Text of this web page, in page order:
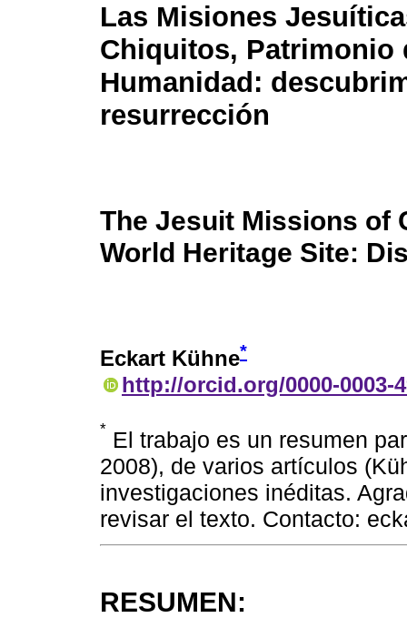
Las Misiones
Chiquitos, Patrimonio
Humanidad:
resurrección
The Jesuit Missions of
World Heritage Site:
Eckart Kühne*
http://orcid.org/0000-0003-
* El trabajo es un resumen
2008), de varios artículos
investigaciones inéditas.
revisar el texto. Contacto:
RESUMEN: